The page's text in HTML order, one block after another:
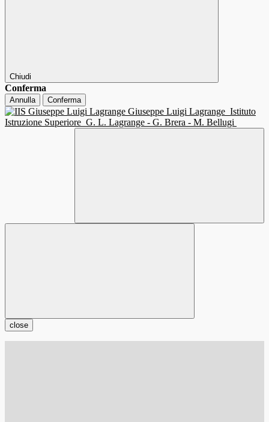
Chiudi
Conferma
Annulla Conferma
Giuseppe Luigi Lagrange Istituto
Istruzione Superiore G. L. Lagrange - G. Brera - M. Bellugi
close